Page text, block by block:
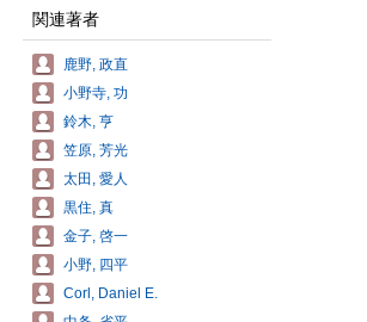
関連著者
鹿野, 政直
小野寺, 功
鈴木, 亨
笠原, 芳光
太田, 愛人
黒住, 真
金子, 啓一
小野, 四平
Corl, Daniel E.